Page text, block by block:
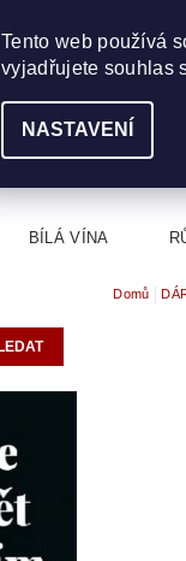
BÍLÁ VÍNA
ROZCESTNÍK VÍN
Domů
Tento web používá
vyjadřujete souhlas
NASTAVENÍ